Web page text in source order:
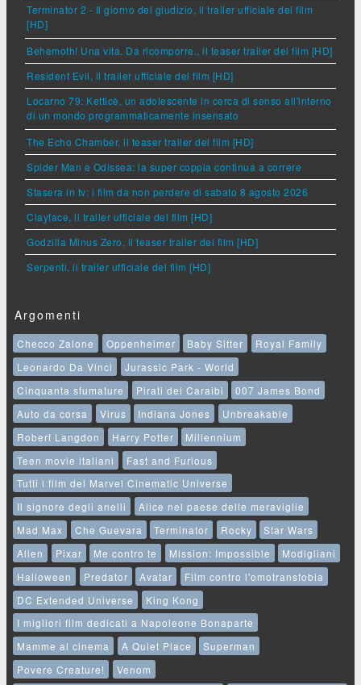
Terminator 2 - Il giorno del giudizio, il trailer ufficiale del film
[HD]
Behemoth! Una vita. Da ricomporre., il teaser trailer del film [HD]
Resident Evil, il trailer ufficiale del film [HD]
Locarno 79: Ketticè, un adolescente in cerca di senso all'interno
di un mondo programmaticamente insensato
The Echo Chamber, il teaser trailer del film [HD]
Spider Man e Odissea: la super coppia continua a correre
Stasera in tv: i film da non perdere di sabato 8 agosto 2026
Clayface, il trailer ufficiale del film [HD]
Godzilla Minus Zero, il teaser trailer del film [HD]
Serpenti, il trailer ufficiale del film [HD]
Argomenti
Checco Zalone Oppenheimer Baby Sitter
Royal Family
Leonardo Da Vinci
Jurassic Park - World
Cinquanta sfumature
Pirati dei Caraibi
007 James Bond
Auto da corsa
Virus Indiana Jones
Unbreakable
Robert Langdon
Harry Potter
Millennium
Teen movie italiani
Fast and Furious
Tutti i film del Marvel Cinematic Universe
Il signore degli anelli
Alice nel paese delle meraviglie
Mad Max
Che Guevara Terminator Rocky
Star Wars
Alien
Pixar Me contro te Mission: Impossible
Modigliani
Halloween
Predator Avatar
Film contro l'omotransfobia
DC Extended Universe
King Kong
I migliori film dedicati a Napoleone Bonaparte
Mamme al cinema
A Quiet Place
Superman
Povere Creature!
Venom